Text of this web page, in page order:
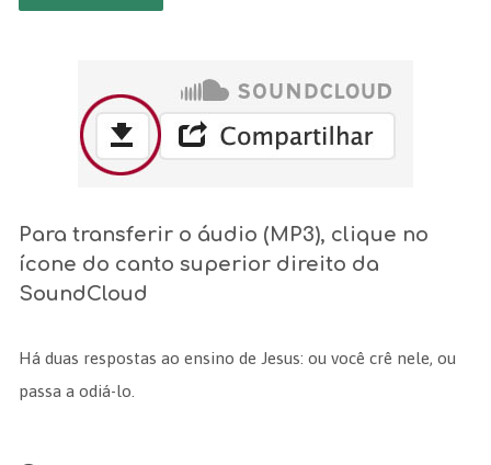
Para transferir o áudio (MP3), clique no
ícone do canto superior direito da
SoundCloud
Há duas respostas ao ensino de Jesus: ou você crê nele, ou
passa a odiá-lo.